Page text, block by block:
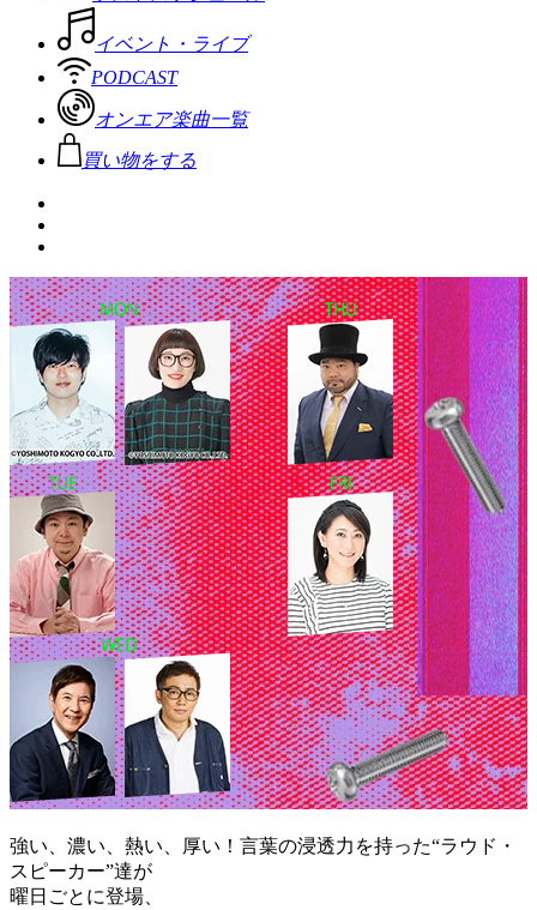
イベント・ライブ
PODCAST
オンエア楽曲一覧
買い物をする
強い、濃い、熱い、厚い！言葉の浸透力を持った“ラウド・
スピーカー”達が
曜日ごとに登場、